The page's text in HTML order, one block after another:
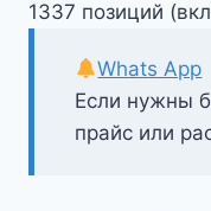
1337 позиций
Если нужны
прайс или
Whats App